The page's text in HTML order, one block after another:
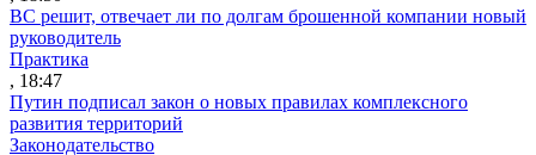
ВС решит, отвечает ли по долгам брошенной компании новый
руководитель
Практика
, 18:47
Путин подписал закон о новых правилах комплексного
развития территорий
Законодательство